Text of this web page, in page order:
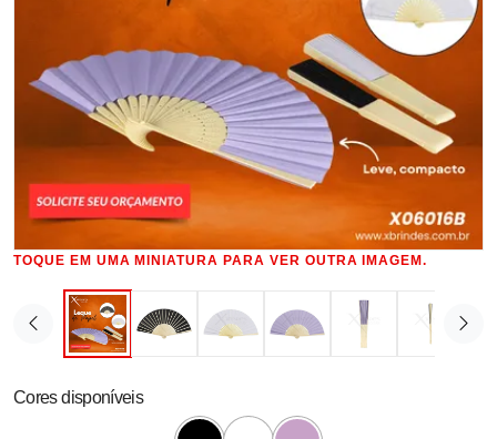
TOQUE EM UMA MINIATURA PARA VER OUTRA IMAGEM.
Cores disponíveis